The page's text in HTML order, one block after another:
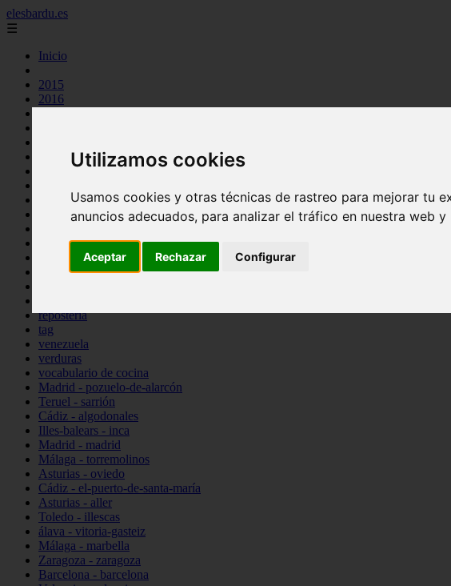
Utilizamos cookies
Usamos cookies y otras técnicas de rastreo para mejorar tu
anuncios adecuados, para analizar el tráfico en nuestra web
Aceptar Rechazar Configurar
elesbardu.es
☰
Inicio
2015
2016
cocina casera
espana
huevos
pescado
reposteria
tag
venezuela
verduras
vocabulario de cocina
Madrid - pozuelo-de-alarcón
Teruel - sarrión
Cádiz - algodonales
Illes-balears - inca
Madrid - madrid
Málaga - torremolinos
Asturias - oviedo
Cádiz - el-puerto-de-santa-maría
Asturias - aller
Toledo - illescas
álava - vitoria-gasteiz
Málaga - marbella
Zaragoza - zaragoza
Barcelona - barcelona